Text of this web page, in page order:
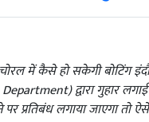
चोरल में कैसे हो सकेगी
द्वारा गुहार
प्रतिबंध लगाया जाएगा तो